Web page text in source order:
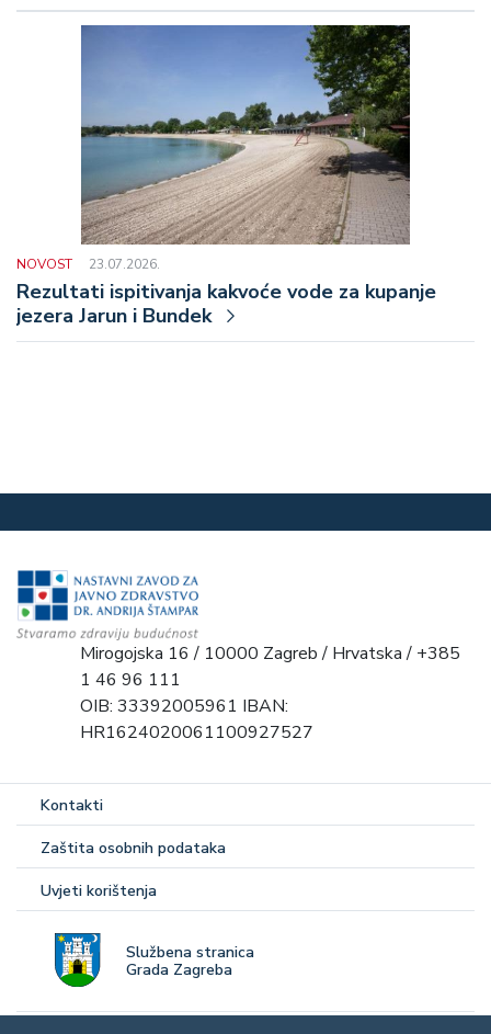
NOVOST 23.07.2026.
Rezultati ispitivanja kakvoće vode za kupanje
jezera Jarun i Bundek
Mirogojska 16 / 10000 Zagreb / Hrvatska / +385
1 46 96 111
OIB: 33392005961 IBAN:
HR1624020061100927527
Kontakti
Zaštita osobnih podataka
Uvjeti korištenja
Službena stranica
Grada Zagreba